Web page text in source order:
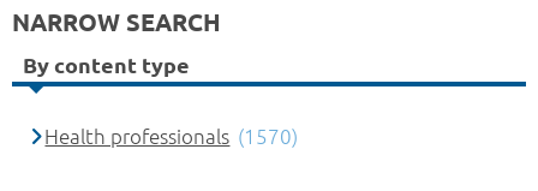
NARROW SEARCH
By content type
Health professionals (1570)